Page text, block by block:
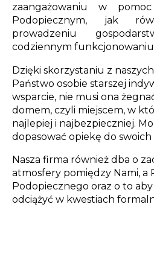
zaangażowaniu w
Podopiecznym, jak
prowadzeniu
codziennym
Dzięki skorzystaniu z
Państwo osobie starszej
wsparcie, nie musi ona
domem, czyli miejscem, w
najlepiej i najbezpieczniej.
dopasować opiekę do
Nasza firma również dba o
atmosfery pomiędzy Nami, a
Podopiecznego oraz o to
odciążyć w kwestiach